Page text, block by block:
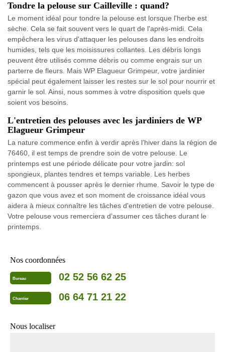
Tondre la pelouse sur Cailleville : quand?
Le moment idéal pour tondre la pelouse est lorsque l'herbe est
sèche. Cela se fait souvent vers le quart de l'après-midi. Cela
empêchera les virus d'attaquer les pelouses dans les endroits
humides, tels que les moisissures collantes. Les débris longs
peuvent être utilisés comme débris ou comme engrais sur un
parterre de fleurs. Mais WP Elagueur Grimpeur, votre jardinier
spécial peut également laisser les restes sur le sol pour nourrir et
garnir le sol. Ainsi, nous sommes à votre disposition quels que
soient vos besoins.
L'entretien des pelouses avec les jardiniers de WP
Elagueur Grimpeur
La nature commence enfin à verdir après l’hiver dans la région de
76460, il est temps de prendre soin de votre pelouse. Le
printemps est une période délicate pour votre jardin: sol
spongieux, plantes tendres et temps variable. Les herbes
commencent à pousser après le dernier rhume. Savoir le type de
gazon que vous avez et son moment de croissance idéal vous
aidera à mieux connaître les tâches d'entretien de votre pelouse.
Votre pelouse vous remerciera d’assumer ces tâches durant le
printemps.
Nos coordonnées
Bureau 02 52 56 62 25
Chantier 06 64 71 21 22
Nous localiser